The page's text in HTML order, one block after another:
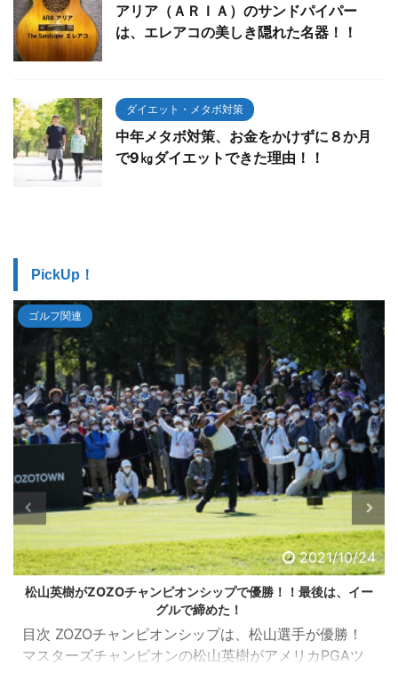
アリア（ＡＲＩＡ）のサンドパイパー
は、エレアコの美しき隠れた名器！！
ダイエット・メタボ対策
中年メタボ対策、お金をかけずに８か月
で9㎏ダイエットできた理由！！
PickUp！
ゴルフ関連
2021/10/24
松山英樹がZOZOチャンピオンシップで優勝！！最後は、イー
グルで締めた！
目次 ZOZOチャンピオンシップは、松山選手が優勝！
マスターズチャンピオンの松山英樹がアメリカPGAツ